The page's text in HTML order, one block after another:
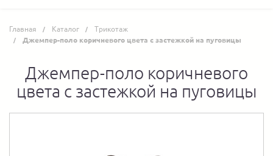
Главная Каталог Трикотаж
Джемпер-поло коричневого цвета с застежкой на пуговицы
Джемпер-поло коричневого
цвета с застежкой на пуговицы